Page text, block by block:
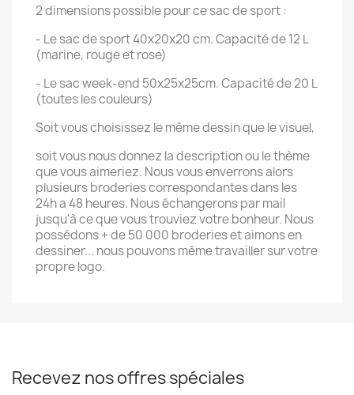
2 dimensions possible pour ce sac de sport :
- Le sac de sport 40x20x20 cm. Capacité de 12 L
(marine, rouge et rose)
- Le sac week-end 50x25x25cm. Capacité de 20 L
(toutes les couleurs)
Soit vous choisissez le même dessin que le visuel,
soit vous nous donnez la description ou le thème
que vous aimeriez. Nous vous enverrons alors
plusieurs broderies correspondantes dans les
24h a 48 heures. Nous échangerons par mail
jusqu'à ce que vous trouviez votre bonheur. Nous
possédons + de 50 000 broderies et aimons en
dessiner... nous pouvons même travailler sur votre
propre logo.
Recevez nos offres spéciales